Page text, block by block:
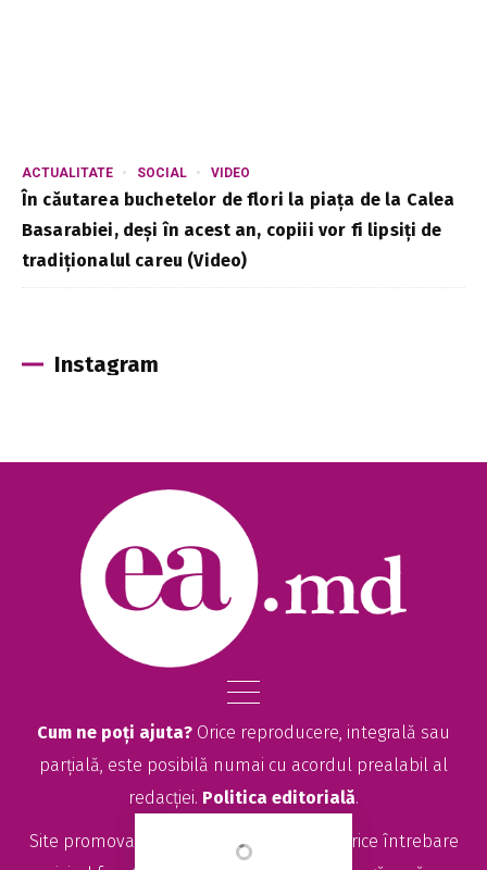
ACTUALITATE SOCIAL VIDEO
În căutarea buchetelor de flori la piața de la Calea
Basarabiei, deși în acest an, copiii vor fi lipsiți de
tradiționalul careu (Video)
Instagram
Cum ne poți ajuta? Orice reproducere, integrală sau
parțială, este posibilă numai cu acordul prealabil al
redacției. Politica editorială.
Site promovat de seolitte.com
. Pentru orice întrebare